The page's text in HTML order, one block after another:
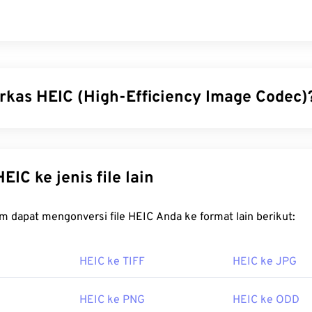
HEIC (High-Efficiency Image
(JPG) tanpa mengurangi kualitas gambar. Baik HEIC
High Efficiency Video Coding (HEVC)
cara membuka berkas HEIC?
macOS High Sierra, Apple Photos Apple Preview.
HEIC ke jenis file lain
FreeConvert.com dapat mengonversi file HEIC Anda ke format lain berikut:
HEIC ke TIFF HEIC ke JPG
HEIC ke PNG HEIC ke ODD